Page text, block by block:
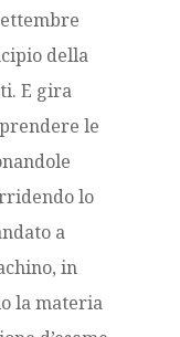
della
E gira
le
lo
a
in
la materia